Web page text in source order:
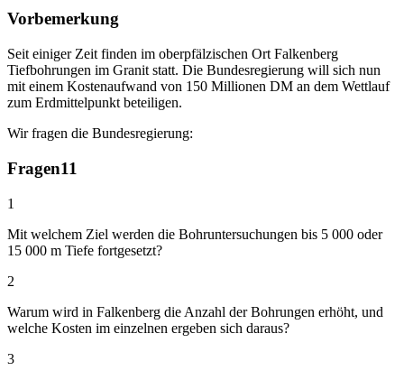
Vorbemerkung
Seit einiger Zeit finden im oberpfälzischen Ort Falkenberg
Tiefbohrungen im Granit statt. Die Bundesregierung will sich nun
mit einem Kostenaufwand von 150 Millionen DM an dem Wettlauf
zum Erdmittelpunkt beteiligen.
Wir fragen die Bundesregierung:
Fragen11
1
Mit welchem Ziel werden die Bohruntersuchungen bis 5 000 oder
15 000 m Tiefe fortgesetzt?
2
Warum wird in Falkenberg die Anzahl der Bohrungen erhöht, und
welche Kosten im einzelnen ergeben sich daraus?
3